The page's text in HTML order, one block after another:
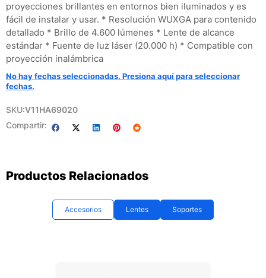
proyecciones brillantes en entornos bien iluminados y es
fácil de instalar y usar. * Resolución WUXGA para contenido
detallado * Brillo de 4.600 lúmenes * Lente de alcance
estándar * Fuente de luz láser (20.000 h) * Compatible con
proyección inalámbrica
No hay fechas seleccionadas. Presiona aquí para seleccionar
fechas.
SKU:V11HA69020
Compartir:
Productos Relacionados
Accesorios Lentes Soportes